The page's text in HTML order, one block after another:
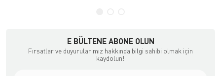
E BÜLTENE ABONE OLUN
Fırsatlar ve duyurularımız hakkında bilgi sahibi olmak için
kaydolun!